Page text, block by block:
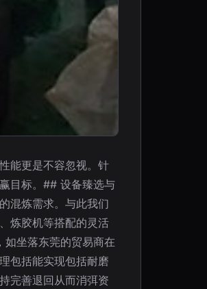
能更是不容忽视。针
目标。## 设备臻选与
混炼需求。与此我们
炼胶机等搭配的灵活
坐落东莞的贸易商在
包括能实现包括耐磨
完善退回从而消弭资